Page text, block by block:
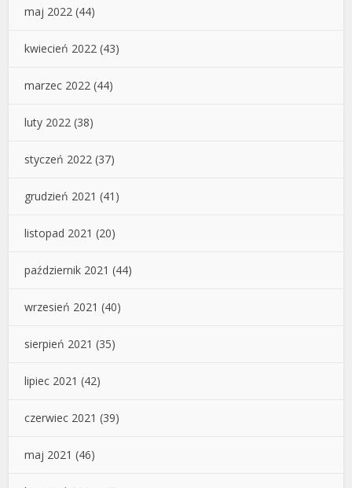
maj 2022 (44)
kwiecień 2022 (43)
marzec 2022 (44)
luty 2022 (38)
styczeń 2022 (37)
grudzień 2021 (41)
listopad 2021 (20)
październik 2021 (44)
wrzesień 2021 (40)
sierpień 2021 (35)
lipiec 2021 (42)
czerwiec 2021 (39)
maj 2021 (46)